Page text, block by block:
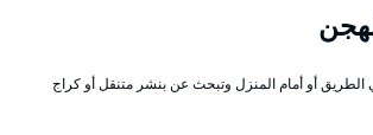
أو أمام المنزل وتبحث عن بنشر متنقل أو كراج